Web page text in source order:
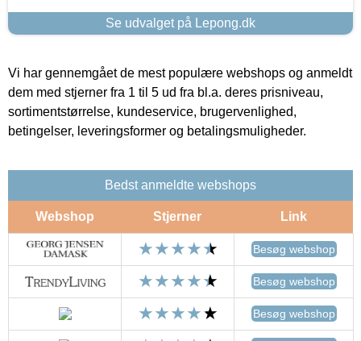
Se udvalget på Lepong.dk
Vi har gennemgået de mest populære webshops og anmeldt
dem med stjerner fra 1 til 5 ud fra bl.a. deres prisniveau,
sortimentstørrelse, kundeservice, brugervenlighed,
betingelser, leveringsformer og betalingsmuligheder.
Bedst anmeldte webshops
Webshop Stjerner Link
Besøg webshop
Besøg webshop
Besøg webshop